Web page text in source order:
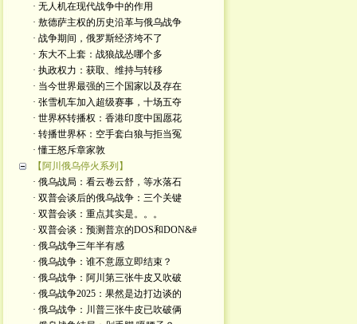
· 无人机在现代战争中的作用
· 敖德萨主权的历史沿革与俄乌战争
· 战争期间，俄罗斯经济垮不了
· 东大不上套：战狼战怂哪个多
· 执政权力：获取、维持与转移
· 当今世界最强的三个国家以及存在
· 张雪机车加入超级赛事，十场五夺
· 世界杯转播权：香港印度中国愿花
· 转播世界杯：空手套白狼与拒当冤
· 懂王怒斥章家敦
【阿川俄乌停火系列】
· 俄乌战局：看云卷云舒，等水落石
· 双普会谈后的俄乌战争：三个关键
· 双普会谈：重点其实是。。。
· 双普会谈：预测普京的DOS和DON&#
· 俄乌战争三年半有感
· 俄乌战争：谁不意愿立即结束？
· 俄乌战争：阿川第三张牛皮又吹破
· 俄乌战争2025：果然是边打边谈的
· 俄乌战争：川普三张牛皮已吹破俩